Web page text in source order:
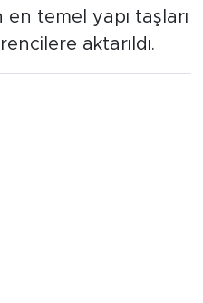
en temel yapı taşları
aktarıldı.